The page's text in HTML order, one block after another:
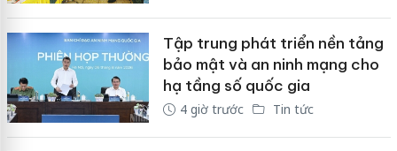
Tập trung phát triển nền tảng
bảo mật và an ninh mạng cho
hạ tầng số quốc gia
4 giờ trước Tin tức